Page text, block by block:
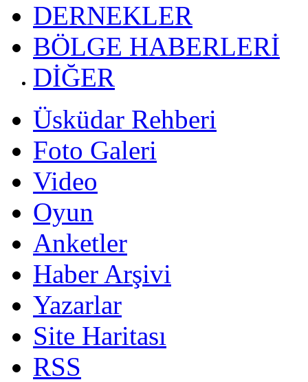
DERNEKLER
BÖLGE HABERLERİ
DİĞER
Üsküdar Rehberi
Foto Galeri
Video
Oyun
Anketler
Haber Arşivi
Yazarlar
Site Haritası
RSS